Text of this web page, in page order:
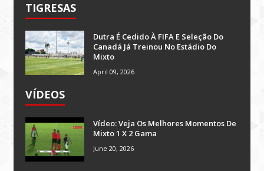
TIGRESAS
Dutra É Cedido À FIFA E Seleção Do
Canadá Já Treinou No Estádio Do
Mixto
April 09, 2026
VÍDEOS
Vídeo: Veja Os Melhores Momentos De
Mixto 1 X 2 Gama
June 20, 2026